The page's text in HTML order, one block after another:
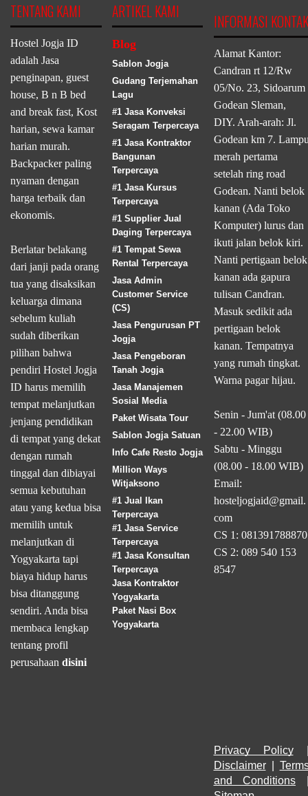
TENTANG KAMI
Hostel Jogja ID
adalah Jasa
penginapan, guest
house, B n B bed
and break fast, Kost
harian, sewa kamar
harian murah.
Backpacker paling
nyaman dengan
harga terbaik dan
ekonomis.
Berlatar belakang
dari janji pada orang
tua yang disaksikan
keluarga dimana
sebelum kuliah
sudah diberikan
pilihan bahwa
pendiri Hostel Jogja
ID harus memilih
tempat melanjutkan
jenjang pendidikan
di tempat yang dekat
dengan rumah
tinggal dan dibiayai
semua kebutuhan
atau yang kedua bisa
memilih untuk
melanjutkan di
Yogyakarta tapi
biaya hidup harus
bisa ditanggung
sendiri. Anda bisa
membaca lengkap
tentang profil
perusahaan disini
ARTIKEL KAMI
Blog
Sablon Jogja
Gudang Terjemahan
Lagu
#1 Jasa Konveksi
Seragam Terpercaya
#1 Jasa Kontraktor
Bangunan
Terpercaya
#1 Jasa Kursus
Terpercaya
#1 Supplier Jual
Daging Terpercaya
#1 Tempat Sewa
Rental Terpercaya
Jasa Admin
Customer Service
(CS)
Jasa Pengurusan PT
Jogja
Jasa Pengeboran
Tanah Jogja
Jasa Manajemen
Sosial Media
Paket Wisata Tour
Sablon Jogja Satuan
Info Cafe Resto Jogja
Million Ways
Witjaksono
#1 Jual Ikan
Terpercaya
#1 Jasa Service
Terpercaya
#1 Jasa Konsultan
Terpercaya
Jasa Kontraktor
Yogyakarta
Paket Nasi Box
Yogyakarta
INFORMASI KONTAK
Alamat Kantor:
Candran rt 12/Rw
05/No. 23, Sidoarum
Godean Sleman,
DIY. Arah-arah: Jl.
Godean km 7.
merah pertama
setelah ring road
Godean. Nanti belok
kanan (Ada Toko
Komputer) lurus dan
ikuti jalan belok kiri.
Nanti pertigaan belok
kanan ada gapura
tulisan Candran.
Masuk sedikit ada
pertigaan belok
kanan. Tempatnya
yang rumah tingkat.
Warna pagar hijau.
Senin - Jum'at (08.00
- 22.00 WIB)
Sabtu - Minggu
(08.00 - 18.00 WIB)
Email:
hosteljogjaid@gmail.
com
CS 1: 081391788870
CS 2: 089 540 153
8547
Privacy Policy
Disclaimer |
and Conditions